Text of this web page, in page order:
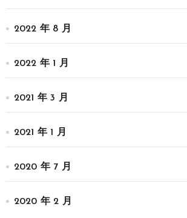
2022 年 8 月
2022 年 1 月
2021 年 3 月
2021 年 1 月
2020 年 7 月
2020 年 2 月